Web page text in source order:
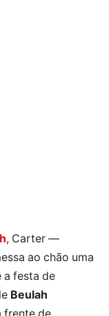
, Carter —
ao chão uma
a festa de
Beulah